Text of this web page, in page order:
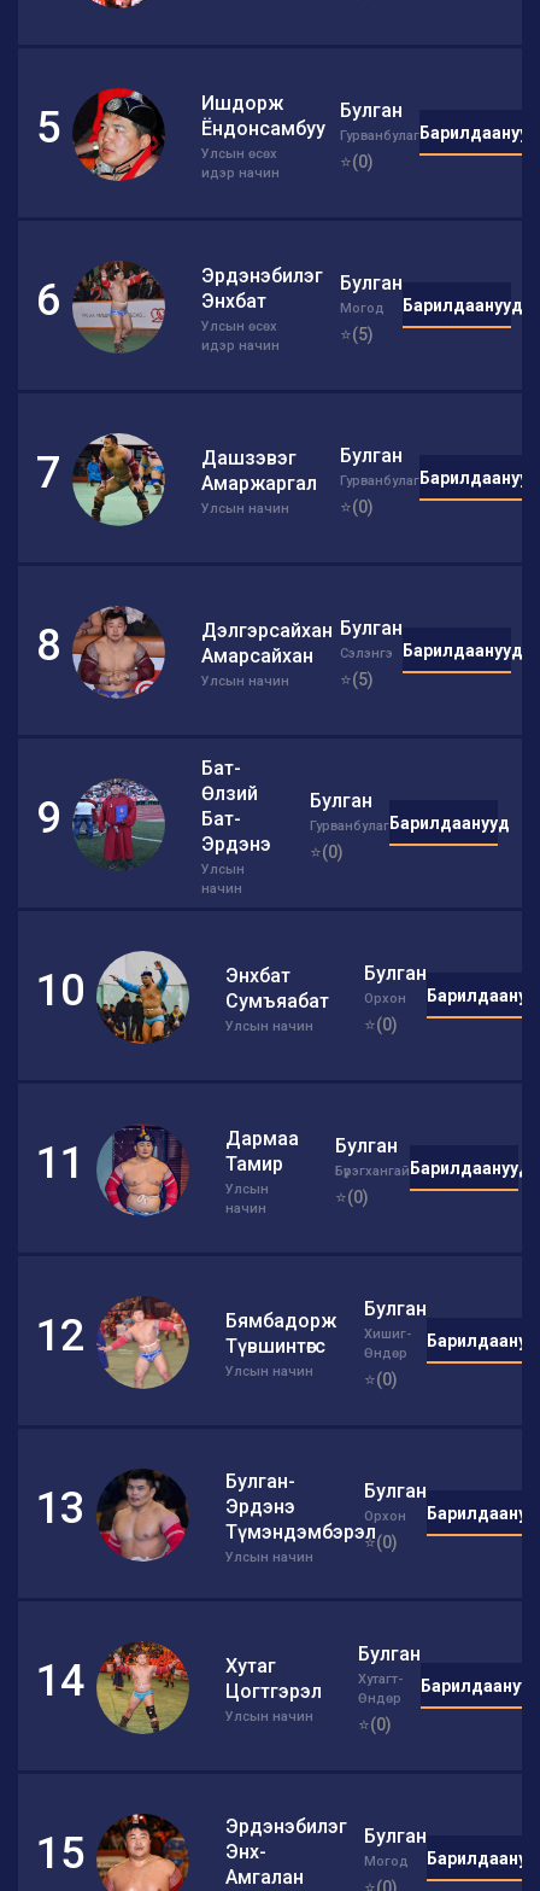
5
Ишдорж
Ёндонсамбуу
Улсын өсөх
идэр начин
Булган
Гурванбулаг
⭐(0)
Барилдаанууд
6
Эрдэнэбилэг
Энхбат
Улсын өсөх
идэр начин
Булган
Могод
⭐(5)
Барилдаанууд
7
Дашзэвэг
Амаржаргал
Улсын начин
Булган
Гурванбулаг
⭐(0)
Барилдаанууд
8
Дэлгэрсайхан
Амарсайхан
Улсын начин
Булган
Сэлэнгэ
⭐(5)
Барилдаанууд
9
Бат-
Өлзий
Бат-
Эрдэнэ
Улсын
начин
Булган
Гурванбулаг
⭐(0)
Барилдаанууд
10
Энхбат
Сумъяабат
Улсын начин
Булган
Орхон
⭐(0)
11
Дармаа
Тамир
Улсын
начин
Булган
Бүрэгхангай
⭐(0)
Барилдаанууд
12
Бямбадорж
Түвшинтөгс
Улсын начин
Булган
Хишиг-
Өндөр
⭐(0)
13
Булган-
Эрдэнэ
Түмэндэмбэрэл
Улсын начин
Булган
Орхон
⭐(0)
14
Хутаг
Цогтгэрэл
Улсын начин
Булган
Хутагт-
Өндөр
⭐(0)
Барилдаанууд
15
Эрдэнэбилэг
Энх-
Амгалан
Булган
Могод
⭐(0)